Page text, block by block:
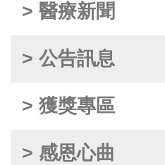
> 醫療新聞
> 公告訊息
> 獲獎專區
> 感恩心曲